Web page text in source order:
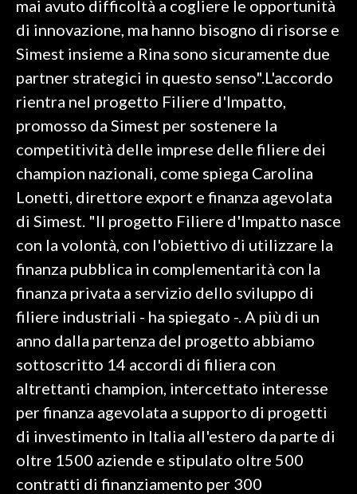
mai avuto difficoltà a cogliere le opportunità
di innovazione, ma hanno bisogno di risorse e
Simest insieme a Rina sono sicuramente due
partner strategici in questo senso".L'accordo
rientra nel progetto Filiere d'Impatto,
promosso da Simest per sostenere la
competitività delle imprese delle filiere dei
champion nazionali, come spiega Carolina
Lonetti, direttore export e finanza agevolata
di Simest. "Il progetto Filiere d'Impatto nasce
con la volontà, con l'obiettivo di utilizzare la
finanza pubblica in complementarità con la
finanza privata a servizio dello sviluppo di
filiere industriali - ha spiegato -. A più di un
anno dalla partenza del progetto abbiamo
sottoscritto 14 accordi di filiera con
altrettanti champion, intercettato interesse
per finanza agevolata a supporto di progetti
di investimento in Italia all'estero da parte di
oltre 1500 aziende e stipulato oltre 500
contratti di finanziamento per 300